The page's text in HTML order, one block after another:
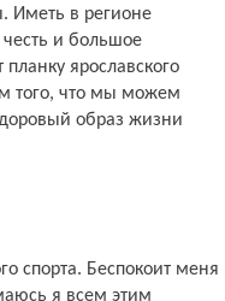
Иметь в регионе
и большое
ярославского
того, что мы можем
образ жизни
спорта. Беспокоит меня
я всем этим